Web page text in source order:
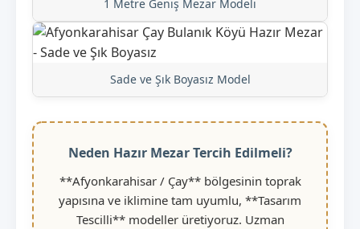
1 Metre Geniş Mezar Modeli
Sade ve Şık Boyasız Model
Neden Hazır Mezar Tercih Edilmeli?
**Afyonkarahisar / Çay** bölgesinin toprak
yapısına ve iklimine tam uyumlu, **Tasarım
Tescilli** modeller üretiyoruz. Uzman